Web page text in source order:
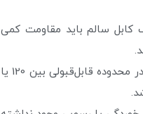
کابل سالم باید مقاومت کمی
آزمایش با ولت‌متر: از یک ولت‌متر برای بررسی ولتاژ در دو انتهای کابل استفاده کنید. ولتاژ باید در محدوده قابل‌قبولی بین 120 یا